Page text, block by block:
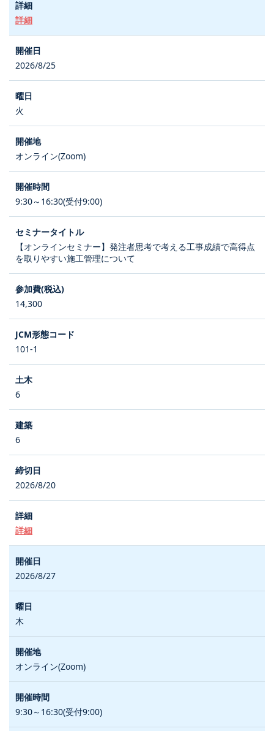
詳細
2026/8/25
火
オンライン(Zoom)
9:30～16:30(受付9:00)
【オンラインセミナー】発注者思考で考える工事成績で高得点
を取りやすい施工管理について
14,300
101-1
6
6
2026/8/20
詳細
2026/8/27
木
オンライン(Zoom)
9:30～16:30(受付9:00)